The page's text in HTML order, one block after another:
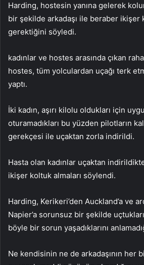
Harding, hostesin yanına gelerek
bir şekilde arkadaşı ile beraber ikişer
gerektiğini söyledi.
kadınlar ve hostes arasında çıkan
hostes, tüm yolculardan uçağı terk
yaptı.
İki kadın, aşırı kilolu oldukları için
oturamadıkları bu yüzden pilotların
gerekçesi ile uçaktan zorla indirildi.
Hasta olan kadınlar uçaktan
ikişer koltuk almaları söylendi.
Harding, Kerikeri’den Auckland’a ve
Napier’a sorunsuz bir şekilde
böyle bir sorun yaşadıklarını
Ne kendisinin ne de arkadaşının her